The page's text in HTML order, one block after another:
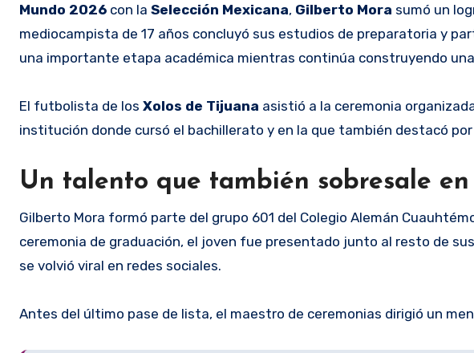
Mundo 2026 con la Selección Mexicana, Gilberto Mora sumó un
mediocampista de 17 años concluyó sus estudios de preparatoria y
una importante etapa académica mientras continúa construyendo
El futbolista de los Xolos de Tijuana asistió a la ceremonia
institución donde cursó el bachillerato y en la que también destacó
Un talento que también sobresale en
Gilberto Mora formó parte del grupo 601 del Colegio Alemán
ceremonia de graduación, el joven fue presentado junto al resto de
se volvió viral en redes sociales.
Antes del último pase de lista, el maestro de ceremonias dirigió un